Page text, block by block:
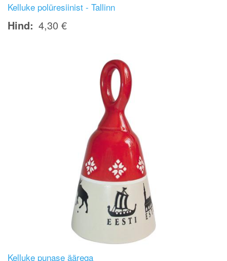
Kelluke polüresiinist - Tallinn
Hind 4,30 €
Kelluke punase äärega